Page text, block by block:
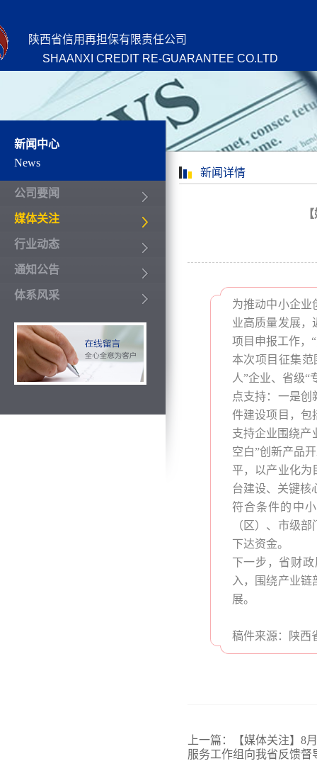
陕西省信用再担保有限责任公司
SHAANXI CREDIT RE-GUARANTEE CO.LTD
新闻中心
News
公司要闻
媒体关注
行业动态
通知公告
体系风采
新闻详情
为推动中小企业
业高质量发展，
项目申报工作，
本次项目征集
人”企业、省级
点支持：一是
件建设项目，包
支持企业围绕产
空白”创新产品
平，以产业化为
台建设、关键核
符合条件的中
（区）、市级
下达资金。
下一步，省财
入，围绕产业
展。
稿件来源：陕西
上一篇：
【媒体关注】8
服务工作组向我省反馈督